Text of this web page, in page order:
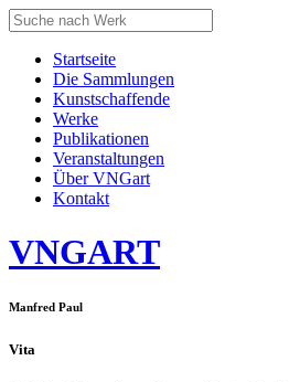
Startseite
Die Sammlungen
Kunstschaffende
Werke
Publikationen
Veranstaltungen
Über VNGart
Kontakt
VNGART
Manfred Paul
Vita